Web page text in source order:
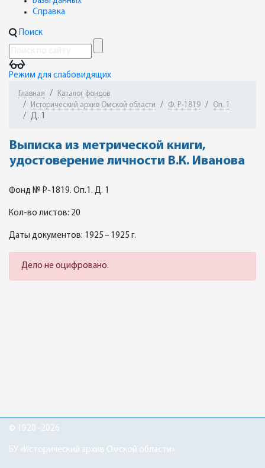
Справка
Поиск
Режим для слабовидящих
Главная
Каталог фондов
Исторический архив Омской области
Ф. Р-1819 Оп. 1
Д. 1
Выписка из метрической книги,
удостоверение личности В.К. Иванова
Фонд № Р-1819. Оп.1. Д. 1
Кол-во листов: 20
Даты документов: 1925 – 1925 г.
Дело не оцифровано.
© 1920–2026
БУ «Исторический архив Омской области»